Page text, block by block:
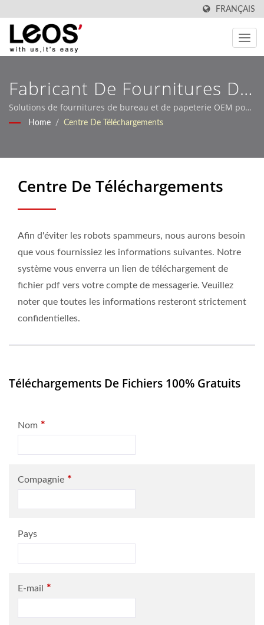
FRANÇAIS
Fabricant De Fournitures De
Bureau Et De Papeterie OEM
Solutions de fournitures de bureau et de papeterie OEM pour
distributeurs et marques mondiaux
Home / Centre De Téléchargements
Centre De Téléchargements
Afin d'éviter les robots spammeurs, nous aurons besoin
que vous fournissiez les informations suivantes. Notre
système vous enverra un lien de téléchargement de
fichier pdf vers votre compte de messagerie. Veuillez
noter que toutes les informations resteront strictement
confidentielles.
Téléchargements De Fichiers 100% Gratuits
Nom *
Compagnie *
Pays
E-mail *